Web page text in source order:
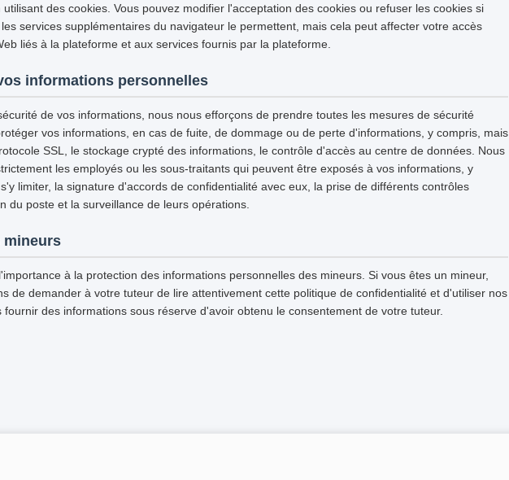
des cookies. Vous pouvez modifier l'acceptation des cookies ou refuser les cookies si
services supplémentaires du navigateur le permettent, mais cela peut affecter votre accès
liés à la plateforme et aux services fournis par la plateforme.
informations personnelles
de vos informations, nous nous efforçons de prendre toutes les mesures de sécurité
vos informations, en cas de fuite, de dommage ou de perte d'informations, y compris, mais
SSL, le stockage crypté des informations, le contrôle d'accès au centre de données. Nous
les employés ou les sous-traitants qui peuvent être exposés à vos informations, y
limiter, la signature d'accords de confidentialité avec eux, la prise de différents contrôles
du poste et la surveillance de leurs opérations.
mineurs
à la protection des informations personnelles des mineurs. Si vous êtes un mineur,
de demander à votre tuteur de lire attentivement cette politique de confidentialité et d'utiliser nos
fournir des informations sous réserve d'avoir obtenu le consentement de votre tuteur.